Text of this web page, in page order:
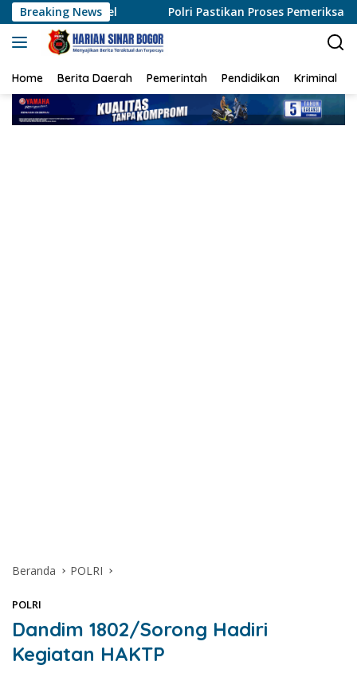
Langsung
ke
konten
Breaking NewsPolri Pastikan Proses Pemeriksaan Personel di
Home Berita Daerah Pemerintah Pendidikan Kriminal
Beranda POLRI
POLRI
Dandim 1802/Sorong Hadiri
Kegiatan HAKTP